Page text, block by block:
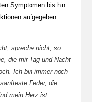
Symptomen bis hin
aufgegeben
spreche nicht, so
die mir Tag und Nacht
Ich bin immer noch
Feder, die
mein Herz ist